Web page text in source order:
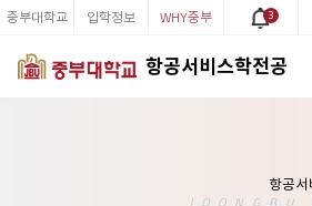
항공서비스학전공
중부대학교 입학정보 WHY중부 3